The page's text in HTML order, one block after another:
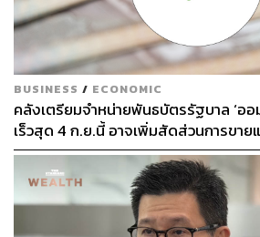
BUSINESS / ECONOMIC
คลังเตรียมจำหน่ายพันธบัตรรัฐบาล ‘อ
เร็วสุด 4 ก.ย.นี้ อาจเพิ่มสัดส่วนการขา
First มากขึ้น